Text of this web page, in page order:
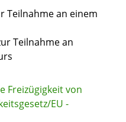
Teilnahme an einem
Teilnahme an
Freizügigkeit von
EU -